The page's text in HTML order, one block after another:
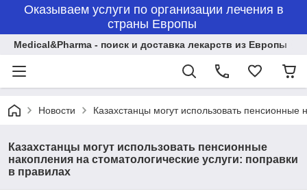
Оказываем услуги по организации лечения в
страны Европы
Medical&Pharma - поиск и доставка лекарств из Европы
Новости Казахстанцы могут использовать пенсионные
Казахстанцы могут использовать пенсионные
накопления на стоматологические услуги: поправки
в правилах